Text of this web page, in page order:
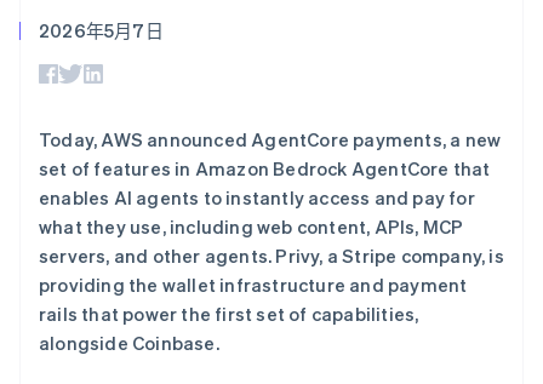
付方式
Boost
Link
加速结账
更多
Product roadmap
了解未来规划
Radar
AI 企业
创作者经济
游戏
酒店、旅游与休闲
保险
媒体与娱乐
非营利组织
专业服务
公共部门
应用集成
代码示例
开发者博客
API 状态
联系
联系销售
成为合作伙伴
2026年5月7日
Today, AWS announced AgentCore payments, a new
set of features in Amazon Bedrock AgentCore that
enables AI agents to instantly access and pay for
what they use, including web content, APIs, MCP
servers, and other agents. Privy, a Stripe company, is
providing the wallet infrastructure and payment
rails that power the first set of capabilities,
alongside Coinbase.
瑞典
Svenska English
瑞士
English
斯洛伐克
English
斯洛文尼亚
English Italiano
泰国
ไทยEnglish
希腊
English